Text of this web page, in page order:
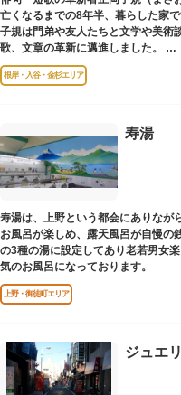
亡くなるまでの8年半、暮らした家で
子規は門弟や友人たちと文学や美術
歌、文章の革新に邁進しました。
故郷松山より母と妹を呼び寄せ、結
精力的に文学作品を創作し続けた場
ま再建され、現在の庵は東京都指
力的な空間となっています。
子規が病室兼書斎にしていた「病牀
ィア団体により大切に維持・保存さ
根岸・入谷・金杉エリア
寿湯
寿湯は、上野という都会にありなが
お風呂が楽しめ、露天風呂が自慢の
の3種の湯に設定してあり老若男女
気のお風呂になっております。
上野・御徒町エリア
ジュエ